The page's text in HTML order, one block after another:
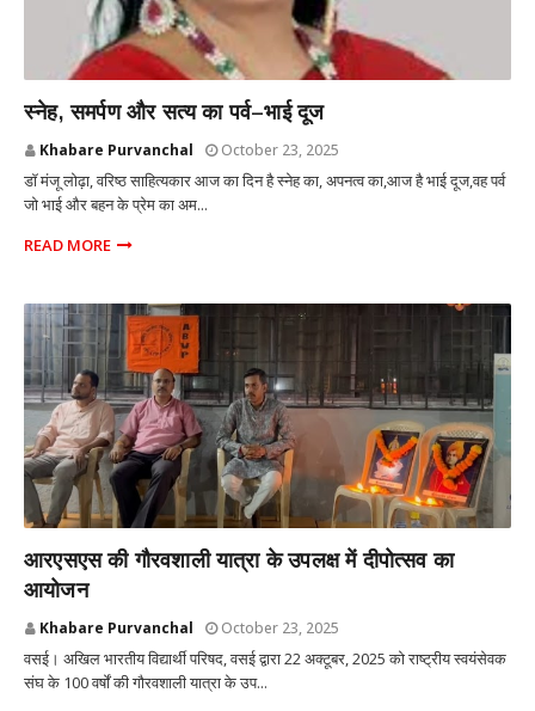
स्नेह, समर्पण और सत्य का पर्व–भाई दूज
Khabare Purvanchal October 23, 2025
डॉ मंजू लोढ़ा, वरिष्ठ साहित्यकार आज का दिन है स्नेह का, अपनत्व का,आज है भाई दूज,वह पर्व
जो भाई और बहन के प्रेम का अम...
READ MORE
आरएसएस की गौरवशाली यात्रा के उपलक्ष में दीपोत्सव का
आयोजन
Khabare Purvanchal October 23, 2025
वसई। अखिल भारतीय विद्यार्थी परिषद, वसई द्वारा 22 अक्टूबर, 2025 को राष्ट्रीय स्वयंसेवक
संघ के 100 वर्षों की गौरवशाली यात्रा के उप...